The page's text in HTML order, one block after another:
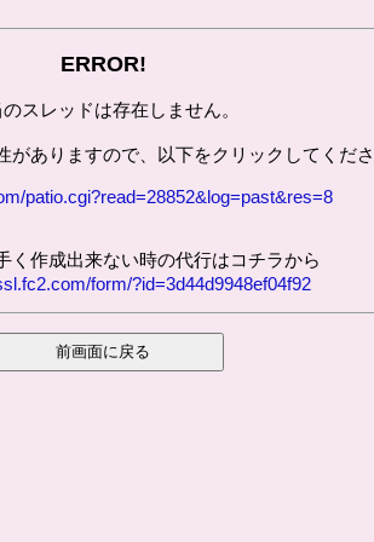
ERROR!
スレッドは存在しません。
がありますので、以下をクリックしてくだ
patio.cgi?read=28852&log=past&res=8
く作成出来ない時の代行はコチラから
form/?id=3d44d9948ef04f92